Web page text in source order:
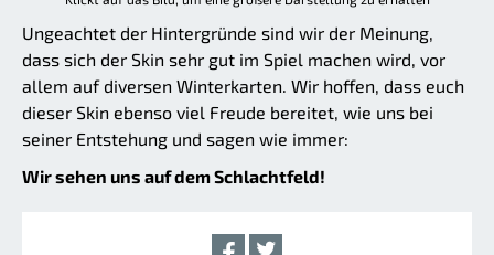
Ungeachtet der Hintergründe sind wir der Meinung,
dass sich der Skin sehr gut im Spiel machen wird, vor
allem auf diversen Winterkarten. Wir hoffen, dass euch
dieser Skin ebenso viel Freude bereitet, wie uns bei
seiner Entstehung und sagen wie immer:
Wir sehen uns auf dem Schlachtfeld!